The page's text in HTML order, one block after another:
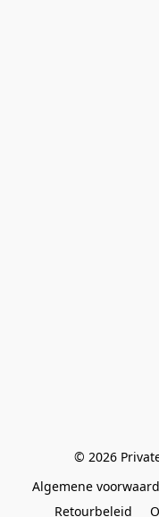
© 2026
Algemene
Retourbeleid